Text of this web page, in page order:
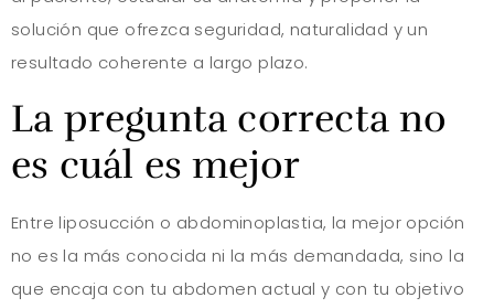
solución que ofrezca seguridad, naturalidad y un
resultado coherente a largo plazo.
La pregunta correcta no
es cuál es mejor
Entre liposucción o abdominoplastia, la mejor opción
no es la más conocida ni la más demandada, sino la
que encaja con tu abdomen actual y con tu objetivo